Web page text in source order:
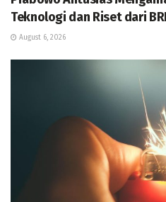
Teknologi dan Riset dari
August 6, 2026